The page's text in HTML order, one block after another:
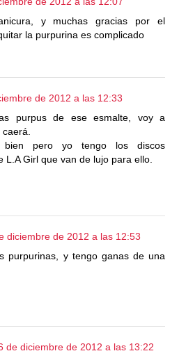
y muchas gracias por el
la purpurina es complicado
de 2012 a las 12:33
purpus de ese esmalte, voy a
caerá.
pero yo tengo los discos
L.A Girl que van de lujo para ello.
diciembre de 2012 a las 12:53
purpurinas, y tengo ganas de una
de diciembre de 2012 a las 13:22